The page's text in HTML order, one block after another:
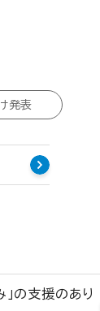
発表
の支援のあり